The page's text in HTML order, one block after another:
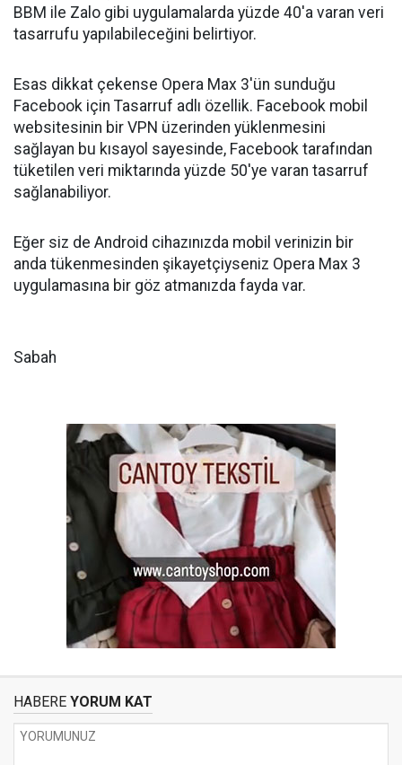
BBM ile Zalo gibi uygulamalarda yüzde 40'a varan veri
tasarrufu yapılabileceğini belirtiyor.
Esas dikkat çekense Opera Max 3'ün sunduğu
Facebook için Tasarruf adlı özellik. Facebook mobil
websitesinin bir VPN üzerinden yüklenmesini
sağlayan bu kısayol sayesinde, Facebook tarafından
tüketilen veri miktarında yüzde 50'ye varan tasarruf
sağlanabiliyor.
Eğer siz de Android cihazınızda mobil verinizin bir
anda tükenmesinden şikayetçiyseniz Opera Max 3
uygulamasına bir göz atmanızda fayda var.
Sabah
HABERE YORUM KAT